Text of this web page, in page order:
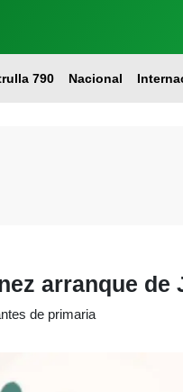
790 Nacional
arranque
de primaria